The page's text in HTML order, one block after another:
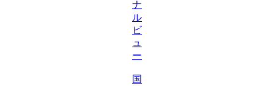
ナ
ル
ビ
ュ
ー
国